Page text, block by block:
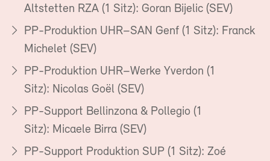
Altstetten RZA (1 Sitz): Goran Bijelic (SEV)
PP-Produktion UHR–SAN Genf (1 Sitz): Franck
Michelet (SEV)
PP-Produktion UHR–Werke Yverdon (1
Sitz): Nicolas Goël (SEV)
PP-Support Bellinzona & Pollegio (1
Sitz): Micaele Birra (SEV)
PP-Support Produktion SUP (1 Sitz): Zoé